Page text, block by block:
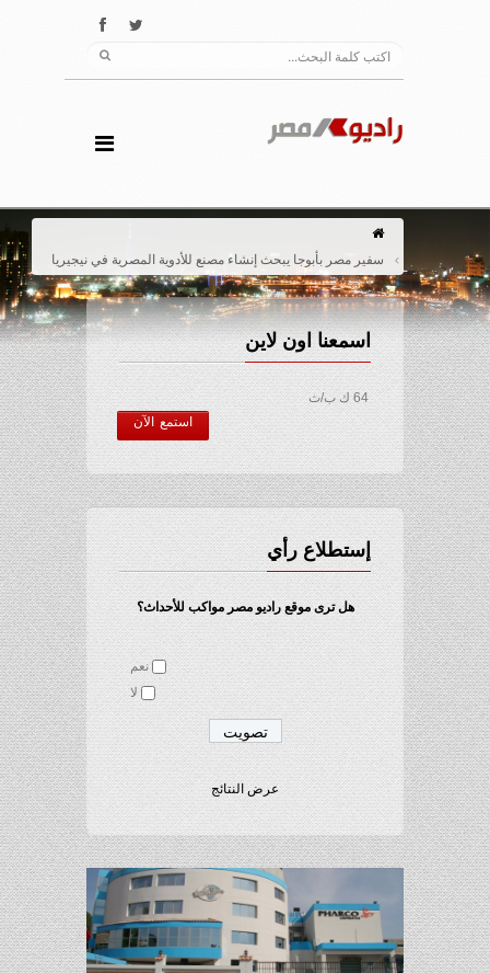
سفير مصر بأبوجا يبحث إنشاء مصنع للأدوية المصرية في نيجيريا
اسمعنا اون لاين
64 ك ب/ث
استمع الآن
إستطلاع رأي
هل ترى موقع راديو مصر مواكب للأحداث؟
نعم
لا
عرض النتائج